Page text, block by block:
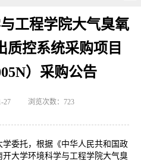
工程学院大气臭氧
质控系统采购项目
）采购公告
27 浏览次数： 723
委托，根据《中华人民共和国政
大学环境科学与工程学院大气臭